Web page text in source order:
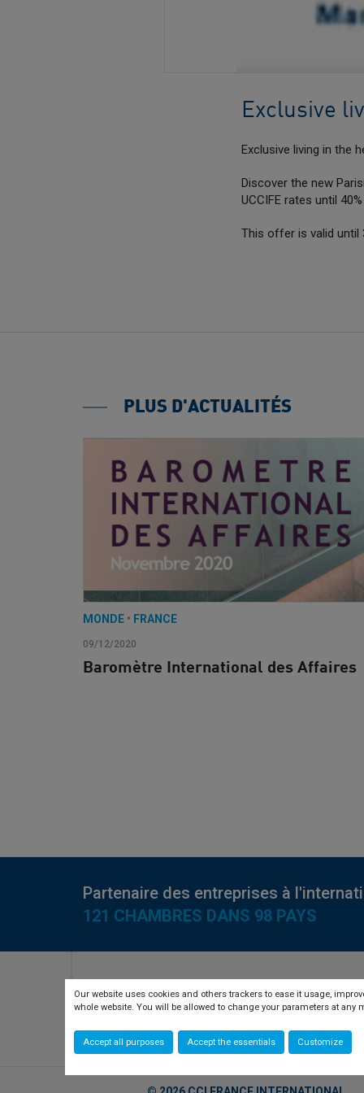
Our website uses cookies and others trackers to ease it usage,
whole website. You will be allowed to change your parameters at
Accept all purposes Accept the essentials Customize
Exclusive
Exclusive living in the
Discover the new
UCCIFE rates until
This offer is valid until
PLUS D'ACTUALITÉS
MONDE • FRANCE
09/12/2020
Baromètre International des Affaires
Partenaire des entreprises à
121 CHAMBRES DANS 98 PAYS